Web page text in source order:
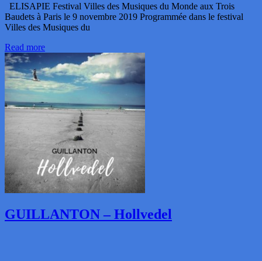
ELISAPIE Festival Villes des Musiques du Monde aux Trois
Baudets à Paris le 9 novembre 2019 Programmée dans le festival
Villes des Musiques du
Read more
GUILLANTON – Hollvedel